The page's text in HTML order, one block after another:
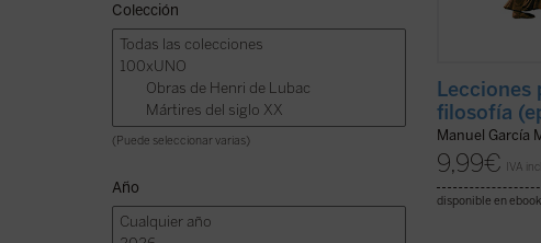
Colección
(Puede seleccionar varias)
Año
Lecciones
filosofía
Manuel García
9,99€ IVA
disponible en